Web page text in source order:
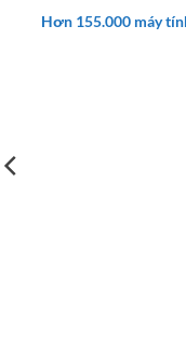
Hơn 155.000 máy